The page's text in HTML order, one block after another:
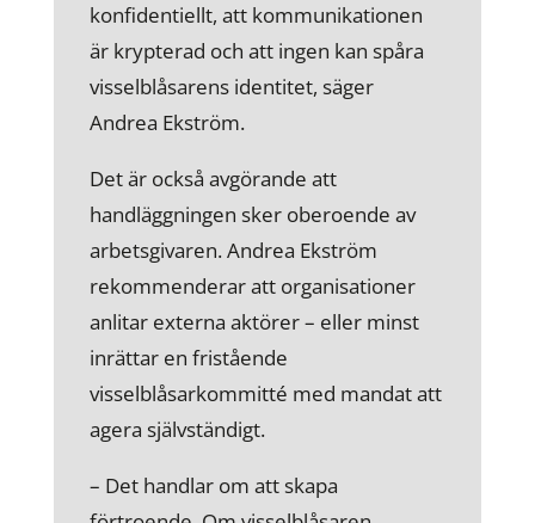
konfidentiellt, att kommunikationen
är krypterad och att ingen kan spåra
visselblåsarens identitet, säger
Andrea Ekström.
Det är också avgörande att
handläggningen sker oberoende av
arbetsgivaren. Andrea Ekström
rekommenderar att organisationer
anlitar externa aktörer – eller minst
inrättar en fristående
visselblåsarkommitté med mandat att
agera självständigt.
– Det handlar om att skapa